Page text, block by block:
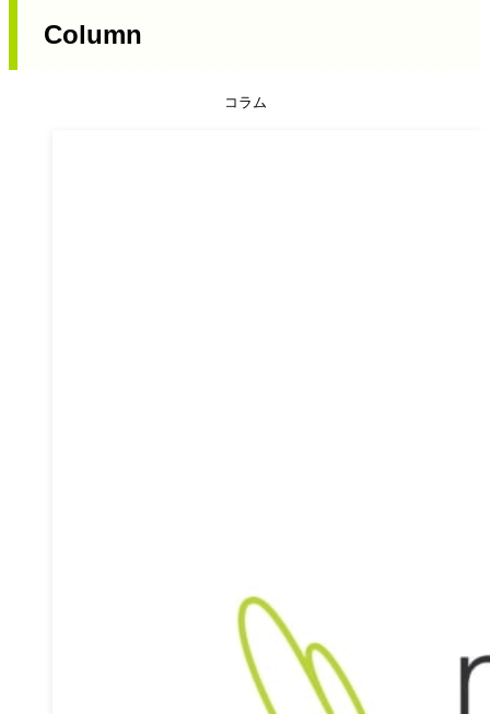
Column
コラム